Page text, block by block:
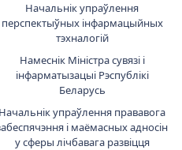
Начальнік упраўлення
перспектыўных інфармацыйных
тэхналогій
Намеснік Міністра сувязі і
інфарматызацыі Рэспублікі
Беларусь
Начальнік упраўлення прававога
і маёмасных адносін
у сферы лічбавага развіцця